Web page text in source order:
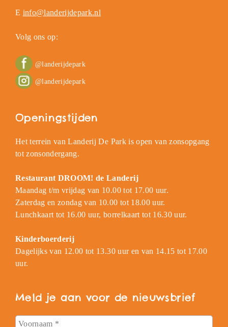
E info@landerijdepark.nl
Volg ons op:
@landerijdepark
@landerijdepark
Openingstijden
Het terrein van Landerij De Park is open van zonsopgang
tot zonsondergang.
Restaurant DROOM! de Landerij
Maandag t/m vrijdag van 10.00 tot 17.00 uur.
Zaterdag en zondag van 10.00 tot 18.00 uur.
Lunchkaart tot 16.00 uur, borrelkaart tot 16.30 uur.
Kinderboerderij
Dagelijks van 12.00 tot 13.30 uur en van 14.15 tot 17.00
uur.
Meld je aan voor de nieuwsbrief